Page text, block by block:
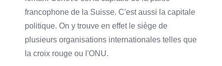
francophone de la Suisse. C'est aussi la capitale
politique. On y trouve en effet le siège de
plusieurs organisations internationales telles que
la croix rouge ou l'ONU.